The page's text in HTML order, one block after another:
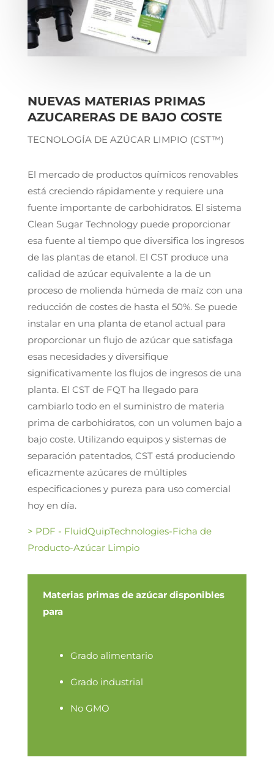
NUEVAS MATERIAS PRIMAS
AZUCARERAS DE BAJO COSTE
TECNOLOGÍA DE AZÚCAR LIMPIO (CST™)
El mercado de productos químicos renovables
está creciendo rápidamente y requiere una
fuente importante de carbohidratos. El sistema
Clean Sugar Technology puede proporcionar
esa fuente al tiempo que diversifica los ingresos
de las plantas de etanol. El CST produce una
calidad de azúcar equivalente a la de un
proceso de molienda húmeda de maíz con una
reducción de costes de hasta el 50%. Se puede
instalar en una planta de etanol actual para
proporcionar un flujo de azúcar que satisfaga
esas necesidades y diversifique
significativamente los flujos de ingresos de una
planta. El CST de FQT ha llegado para
cambiarlo todo en el suministro de materia
prima de carbohidratos, con un volumen bajo a
bajo coste. Utilizando equipos y sistemas de
separación patentados, CST está produciendo
eficazmente azúcares de múltiples
especificaciones y pureza para uso comercial
hoy en día.
> PDF - FluidQuipTechnologies-Ficha de
Producto-Azúcar Limpio
Materias primas de azúcar disponibles
para
Grado alimentario
Grado industrial
No GMO